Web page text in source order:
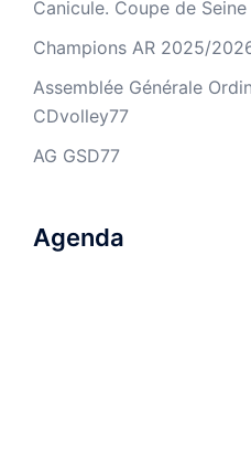
Canicule. Coupe de
Champions AR 2025/
Assemblée Générale
CDvolley77
AG GSD77
Agenda